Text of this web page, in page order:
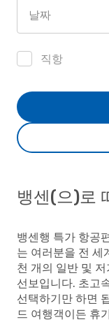
날짜
직항
뱅센(으)로
뱅센행 특가 항공
는 여러분을 전 세
천 개의 일반 및
선보입니다. 초고
선택하기만 하면
드 여행객이든 휴